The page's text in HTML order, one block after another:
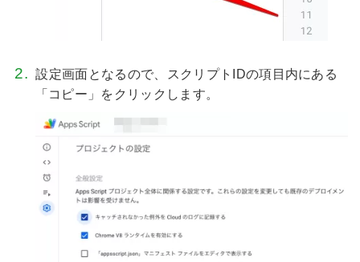
設定画面となるので、スクリプトIDの項目内にある
「コピー」をクリックします。